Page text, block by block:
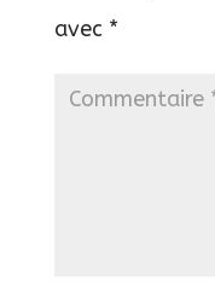
avec *